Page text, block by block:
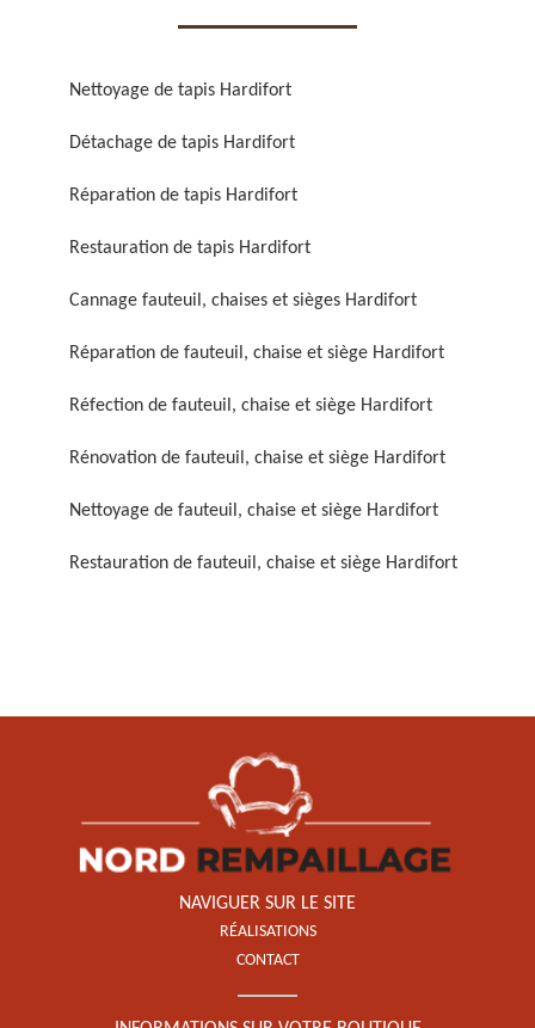
Réparation de fauteuil,
chaise et siège 59
chaise et siège 59
Restauration de fauteuil,
Nettoyage de tapis Hardifort
Détachage de tapis Hardifort
Réparation de tapis Hardifort
Restauration de tapis Hardifort
Cannage fauteuil, chaises et sièges Hardifort
Réparation de fauteuil, chaise et siège Hardifort
Réfection de fauteuil, chaise et siège Hardifort
Rénovation de fauteuil, chaise et siège Hardifort
Nettoyage de fauteuil, chaise et siège Hardifort
Restauration de fauteuil, chaise et siège Hardifort
NAVIGUER SUR LE SITE
RÉALISATIONS
CONTACT